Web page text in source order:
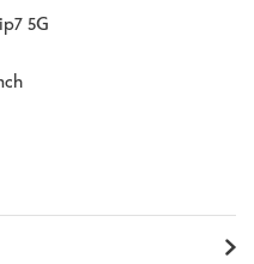
für eine reibungslose
bietet zuverlässige
kabellos mit 10 Watt,
eine 15-Wh-Ladestation.
Ansprüche: Die
Autofokus und lichtstarker
eine 12-Megapixel-
Sichtfeld – ideal für
5G